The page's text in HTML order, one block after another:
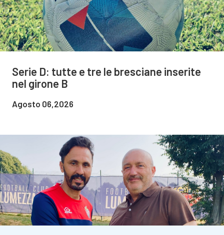
Serie D: tutte e tre le bresciane inserite
nel girone B
Agosto 06,2026